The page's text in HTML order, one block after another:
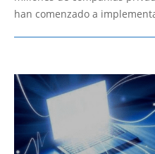
han comenzado a